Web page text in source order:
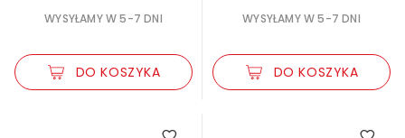
WYSYŁAMY W 5-7 DNI
DO KOSZYKA
WYSYŁAMY W 5-7 DNI
DO KOSZYKA